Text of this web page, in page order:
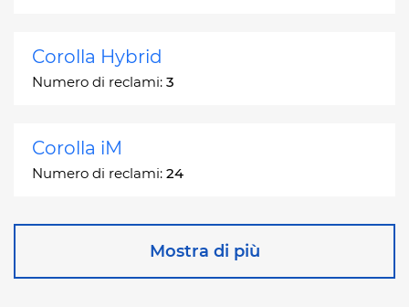
Corolla Hybrid
Numero di reclami: 3
Corolla iM
Numero di reclami: 24
Mostra di più